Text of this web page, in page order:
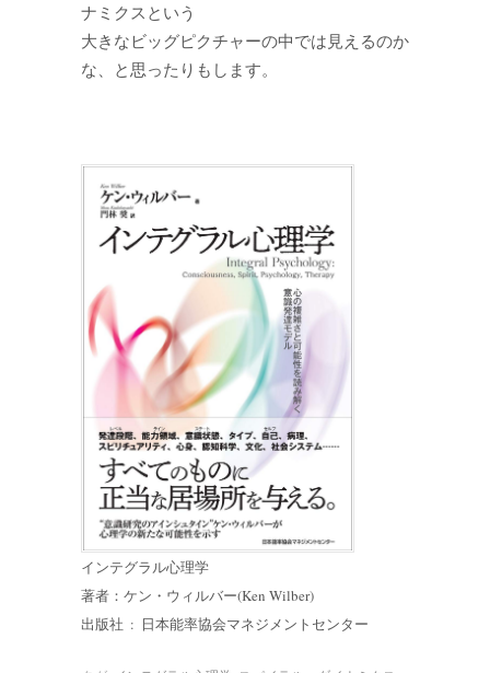
ナミクスという
大きなビッグピクチャーの中では見えるのか
な、と思ったりもします。
インテグラル心理学
著者：ケン・ウィルバー(Ken Wilber)
出版社 ‏ : ‎ 日本能率協会マネジメントセンター